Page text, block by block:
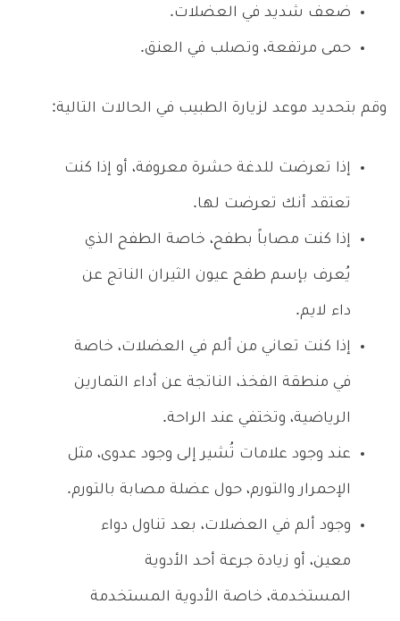
ضعف شديد في العضلات.
حمى مرتفعة، وتصلب في العنق.
وقم بتحديد موعد لزيارة الطبيب في الحالات التالية:
إذا تعرضت للدغة حشرة معروفة، أو إذا كنت
تعتقد أنك تعرضت لها.
إذا كنت مصاباً بطفح، خاصة الطفح الذي
يُعرف بإسم طفح عيون الثيران الناتج عن
داء لايم.
إذا كنت تعاني من ألم في العضلات، خاصة
في منطقة الفخذ، الناتجة عن أداء التمارين
الرياضية، وتختفي عند الراحة.
عند وجود علامات تُشير إلى وجود عدوى، مثل
الإحمرار والتورم، حول عضلة مصابة بالتورم.
وجود ألم في العضلات، بعد تناول دواء
معين، أو زيادة جرعة أحد الأدوية
المستخدمة، خاصة الأدوية المستخدمة